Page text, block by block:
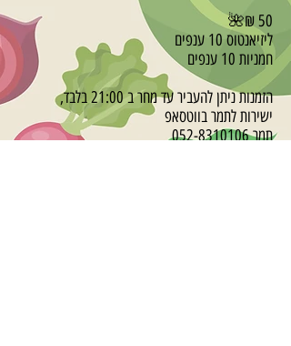
50 ₪🌺
ליזיאנטוס 10 ענפים
חמניות 10 ענפים
הזמנות ניתן להעביר עד מחר ב 21:00 בלבד,
ישירות לתמר בווטסאפ
תמר052-8310106